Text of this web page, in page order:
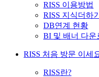
RISS 이용방법
RISS 지식더하기
DB연계 현황
BI 및 배너 다운
RISS 처음 방문 이세
RISS란?